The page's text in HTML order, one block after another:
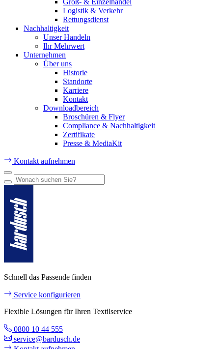
Groß- & Einzelhandel
Logistik & Verkehr
Rettungsdienst
Nachhaltigkeit
Unser Handeln
Ihr Mehrwert
Unternehmen
Über uns
Historie
Standorte
Karriere
Kontakt
Downloadbereich
Broschüren & Flyer
Compliance & Nachhaltigkeit
Zertifikate
Presse & MediaKit
Kontakt aufnehmen
Schnell das Passende finden
Service konfigurieren
Flexible Lösungen für Ihren Textilservice
0800 10 44 555
service@bardusch.de